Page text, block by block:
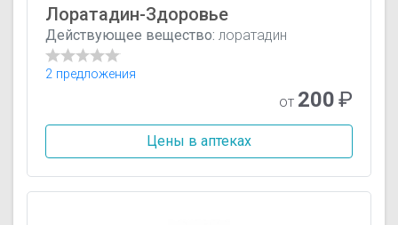
Лоратадин-Здоровье
Действующее вещество: лоратадин
2 предложения
от 200₽
Цены в аптеках